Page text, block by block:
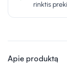
rinktis
Apie produktą